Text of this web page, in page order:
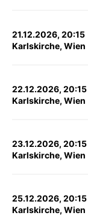
21.12.2026, 20:15
Karlskirche, Wien
22.12.2026, 20:15
Karlskirche, Wien
23.12.2026, 20:15
Karlskirche, Wien
25.12.2026, 20:15
Karlskirche, Wien